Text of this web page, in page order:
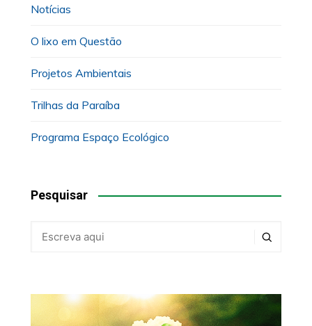
Notícias
O lixo em Questão
Projetos Ambientais
Trilhas da Paraíba
Programa Espaço Ecológico
Pesquisar